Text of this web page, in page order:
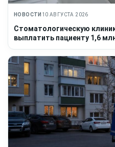
НОВОСТИ 10 АВГУСТА 2026
Стоматологическую
выплатить пациенту 1,6